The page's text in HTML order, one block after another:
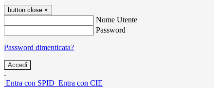
button close ×
Nome Utente
Password
Password dimenticata?
-
Entra con SPID Entra con CIE